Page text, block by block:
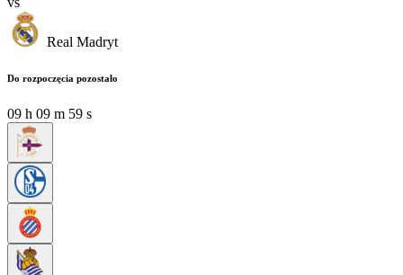
Real Madryt
Do rozpoczęcia pozostało
09 h 09 m 57 s